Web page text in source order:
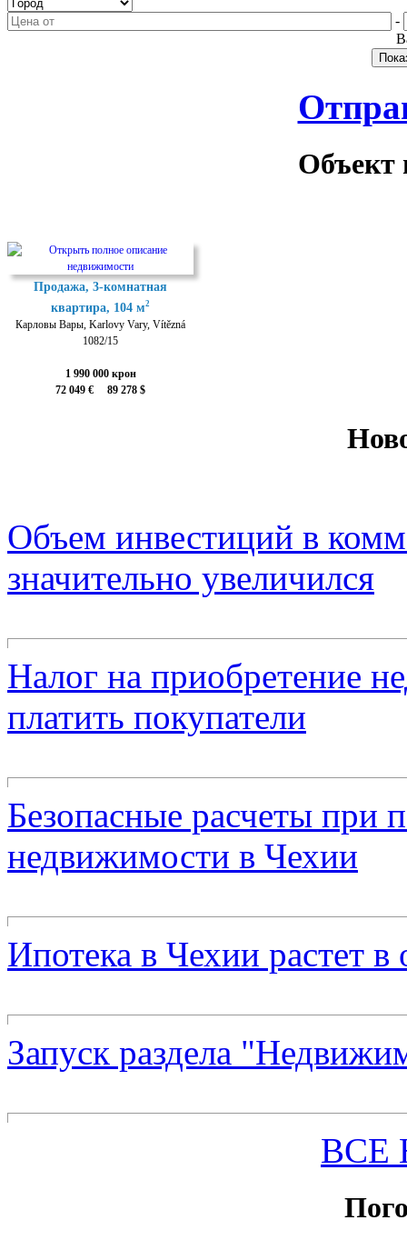
-
Объект
Продажа, 3-комнатная
квартира, 104 м2
Карловы Вары, Karlovy Vary, Vítězná
1082/15
1 990 000 крон
72 049 € 89 278 $
Объем инвестиций в
значительно увеличился
Налог на приобретение
платить покупатели
Безопасные расчеты при
недвижимости в Чехии
Ипотека в Чехии растет в
Запуск раздела
ВСЕ